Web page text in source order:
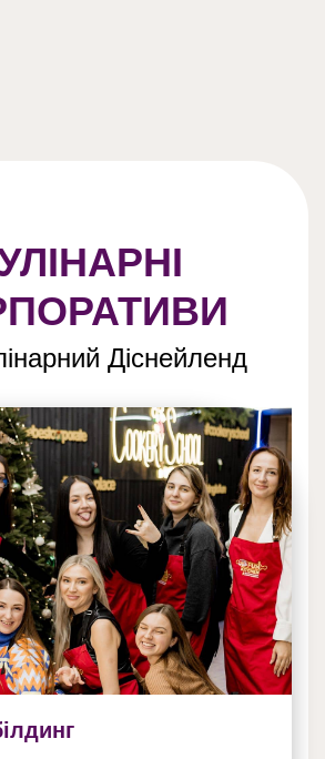
Діснейленд